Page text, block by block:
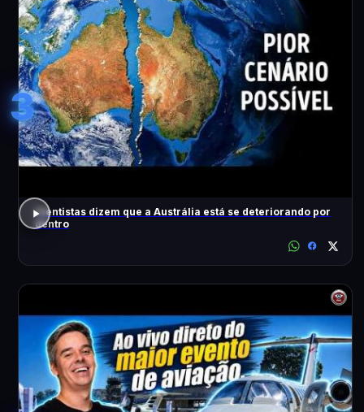
3
Cientistas dizem que a Austrália está se deteriorando por
dentro